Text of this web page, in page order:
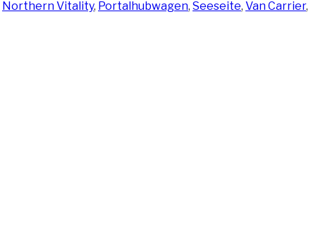
Northern Vitality, Portalhubwagen, Seeseite, Van Carrier,